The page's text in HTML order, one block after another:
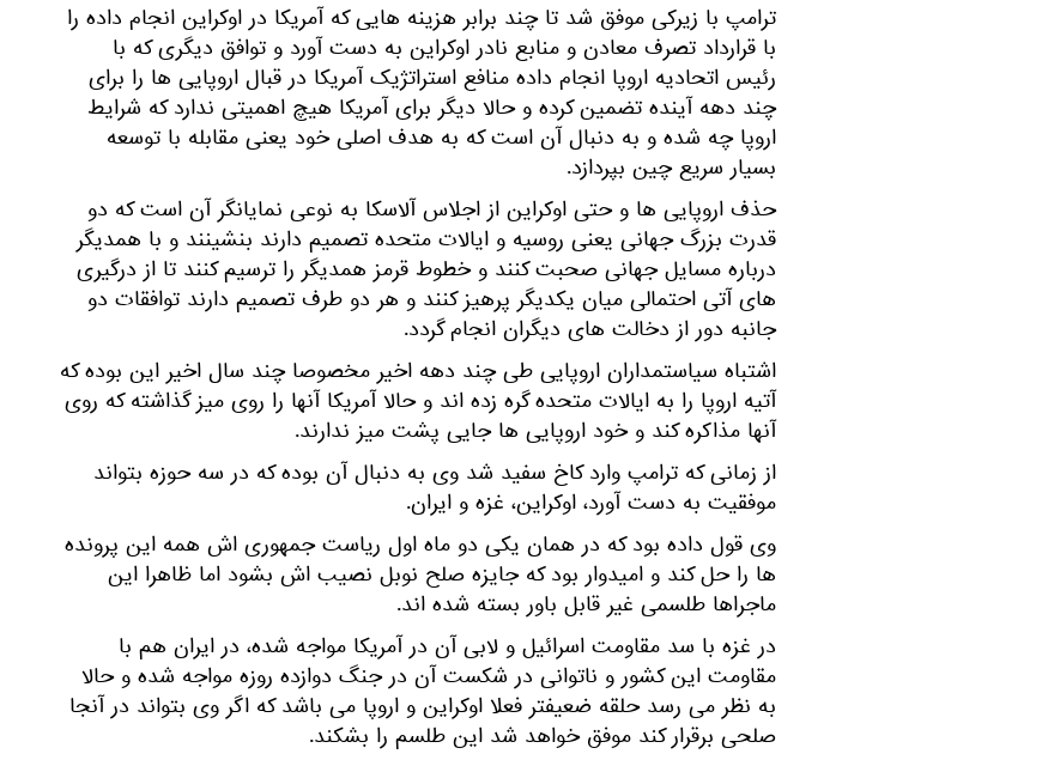
ترامپ با زیرکی موفق شد تا چند برابر هزینه هایی که آمریکا در اوکراین انجام داده را
با قرارداد تصرف معادن و منابع نادر اوکراین به دست آورد و توافق دیگری که با
رئیس اتحادیه اروپا انجام داده منافع استراتژیک آمریکا در قبال اروپایی ها را برای
چند دهه آینده تضمین کرده و حالا دیگر برای آمریکا هیچ اهمیتی ندارد که شرایط
اروپا چه شده و به دنبال آن است که به هدف اصلی خود یعنی مقابله با توسعه
بسیار سریع چین بپردازد.
حذف اروپایی ها و حتی اوکراین از اجلاس آلاسکا به نوعی نمایانگر آن است که دو
قدرت بزرگ جهانی یعنی روسیه و ایالات متحده تصمیم دارند بنشینند و با همدیگر
درباره مسایل جهانی صحبت کنند و خطوط قرمز همدیگر را ترسیم کنند تا از درگیری
های آتی احتمالی میان یکدیگر پرهیز کنند و هر دو طرف تصمیم دارند توافقات دو
جانبه دور از دخالت های دیگران انجام گردد.
اشتباه سیاستمداران اروپایی طی چند دهه اخیر مخصوصا چند سال اخیر این بوده که
آتیه اروپا را به ایالات متحده گره زده اند و حالا آمریکا آنها را روی میز گذاشته که روی
آنها مذاکره کند و خود اروپایی ها جایی پشت میز ندارند.
از زمانی که ترامپ وارد کاخ سفید شد وی به دنبال آن بوده که در سه حوزه بتواند
موفقیت به دست آورد، اوکراین، غزه و ایران.
وی قول داده بود که در همان یکی دو ماه اول ریاست جمهوری اش همه این پرونده
ها را حل کند و امیدوار بود که جایزه صلح نوبل نصیب اش بشود اما ظاهرا این
ماجراها طلسمی غیر قابل باور بسته شده اند.
در غزه با سد مقاومت اسرائیل و لابی آن در آمریکا مواجه شده، در ایران هم با
مقاومت این کشور و ناتوانی در شکست آن در جنگ دوازده روزه مواجه شده و حالا
به نظر می رسد حلقه ضعیفتر فعلا اوکراین و اروپا می باشد که اگر وی بتواند در آنجا
صلحی برقرار کند موفق خواهد شد این طلسم را بشکند.